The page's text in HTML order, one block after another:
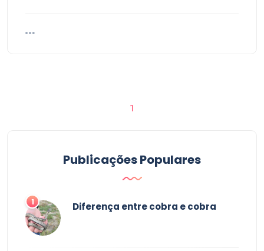
1
Publicações Populares
1 Diferença entre cobra e cobra